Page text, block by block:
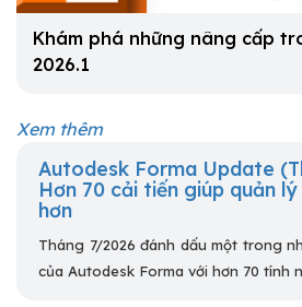
Khám phá những nâng cấp
2026.1
Xem thêm
Autodesk Forma Update
Hơn 70 cải tiến giúp quản lý
hơn
Tháng 7/2026 đánh dấu một trong
của Autodesk Forma với hơn 70 tính